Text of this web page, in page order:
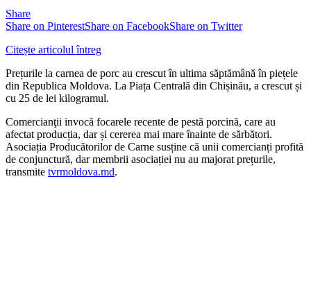
Share
Share on PinterestShare on FacebookShare on Twitter
Citește articolul întreg
Prețurile la carnea de porc au crescut în ultima săptămână în piețele
din Republica Moldova. La Piața Centrală din Chișinău, a crescut și
cu 25 de lei kilogramul.
Comercianţii invocă focarele recente de pestă porcină, care au
afectat producția, dar și cererea mai mare înainte de sărbători.
Asociația Producătorilor de Carne susține că unii comercianți profită
de conjunctură, dar membrii asociației nu au majorat prețurile,
transmite tvrmoldova.md.